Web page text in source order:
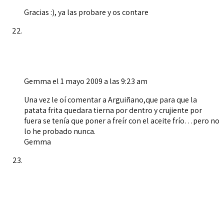
Gracias :), ya las probare y os contare
Gemmael 1 mayo 2009 a las 9:23 am
Una vez le oí comentar a Arguiñano,que para que la
patata frita quedara tierna por dentro y crujiente por
fuera se tenía que poner a freír con el aceite frío…pero no
lo he probado nunca.
Gemma